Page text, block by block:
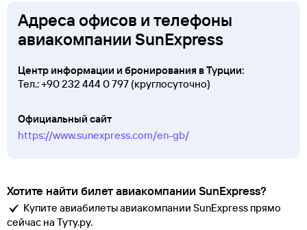
Адреса офисов и телефоны
авиакомпании SunExpress
Центр информации и бронирования в Турции:
Тел.:+90 232 444 0 797 (круглосуточно)
Официальный сайт
https://www.sunexpress.com/en-gb/
Хотите найти билет авиакомпании SunExpress?
Купите авиабилеты авиакомпании SunExpress прямо
сейчас на Туту.ру.